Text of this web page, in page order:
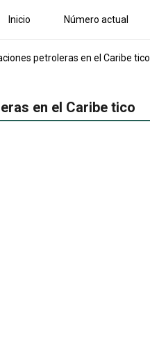
Inicio Número actual
petroleras en el Caribe tico
en el Caribe tico